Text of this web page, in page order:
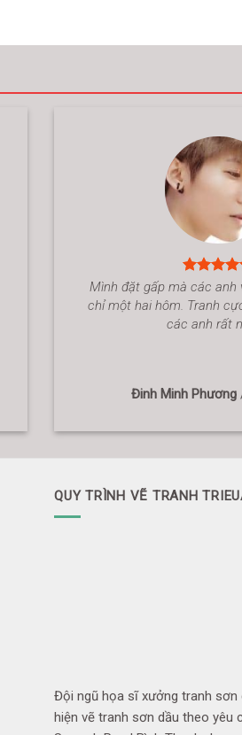
Mình đặt gấp mà các anh
chỉ một hai hôm. Tranh
các anh rất
Đinh Minh Phương
QUY TRÌNH VẼ TRANH
Đội ngũ họa sĩ xưởng tranh
hiện vẽ tranh sơn dầu theo yêu